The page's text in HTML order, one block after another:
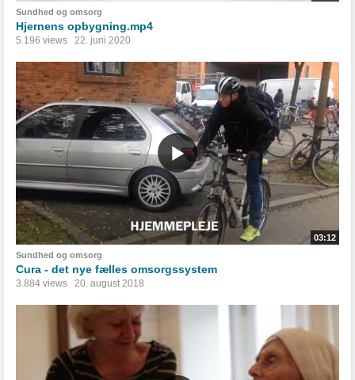
Sundhed og omsorg
Hjernens opbygning.mp4
5.196 views 22. juni 2020
03:12
Sundhed og omsorg
Cura - det nye fælles omsorgssystem
3.884 views 20. august 2018